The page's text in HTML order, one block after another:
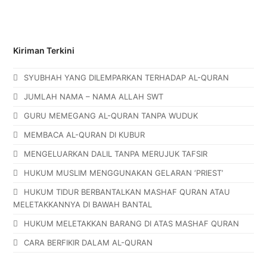
Kiriman Terkini
SYUBHAH YANG DILEMPARKAN TERHADAP AL-QURAN
JUMLAH NAMA – NAMA ALLAH SWT
GURU MEMEGANG AL-QURAN TANPA WUDUK
MEMBACA AL-QURAN DI KUBUR
MENGELUARKAN DALIL TANPA MERUJUK TAFSIR
HUKUM MUSLIM MENGGUNAKAN GELARAN ‘PRIEST’
HUKUM TIDUR BERBANTALKAN MASHAF QURAN ATAU
MELETAKKANNYA DI BAWAH BANTAL
HUKUM MELETAKKAN BARANG DI ATAS MASHAF QURAN
CARA BERFIKIR DALAM AL-QURAN